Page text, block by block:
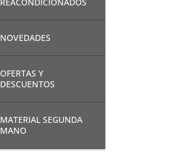
NOVEDADES
OFERTAS Y
DESCUENTOS
MATERIAL SEGUNDA
MANO